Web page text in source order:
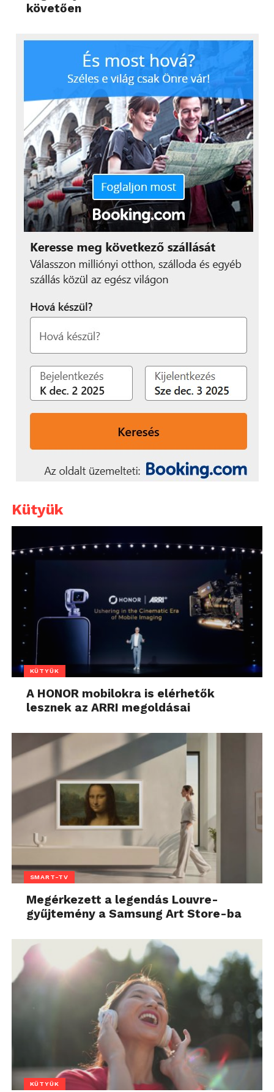
követően
Kütyük
KÜTYÜK
A HONOR mobilokra is elérhetők
lesznek az ARRI megoldásai
SMART-TV
Megérkezett a legendás Louvre-
gyűjtemény a Samsung Art Store-ba
KÜTYÜK